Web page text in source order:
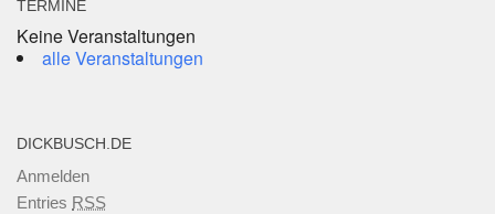
TERMINE
Keine Veranstaltungen
alle Veranstaltungen
DICKBUSCH.DE
Anmelden
Entries RSS